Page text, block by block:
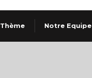
Thème Notre Equipe